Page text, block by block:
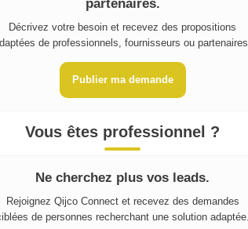
t Kevin D
portes
et sans
€1,500
R
Châssis
Lisi A
Where do you live?
France
partenaires.
Décrivez votre besoin et recevez des propositions
de professionnels, fournisseurs ou partenaires.
Publier ma demande
Vous êtes professionnel ?
Ne cherchez plus vos leads.
Rejoignez Qijco Connect et recevez des demandes
de personnes recherchant une solution adaptée.